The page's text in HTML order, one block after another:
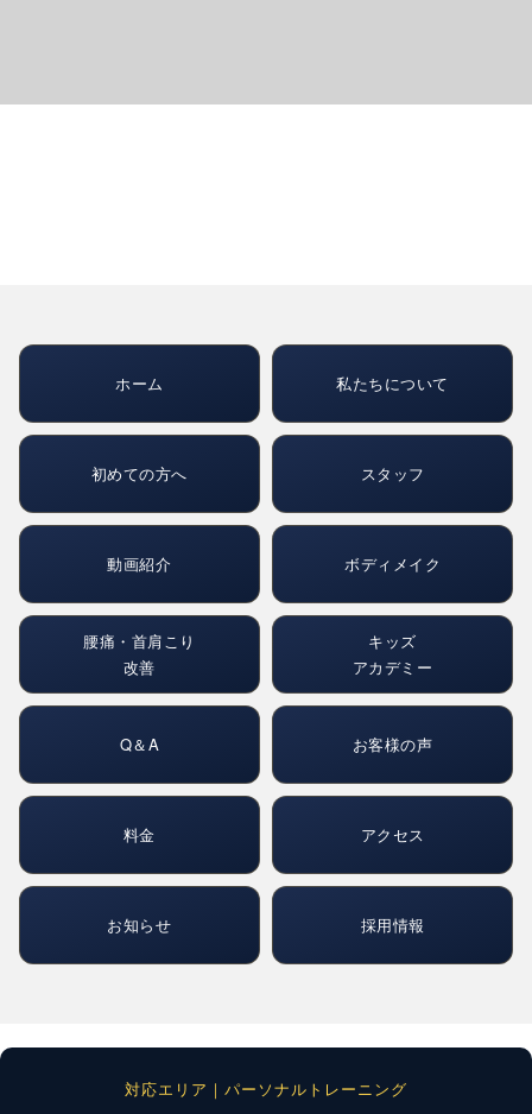
ホーム 私たちについて
初めての方へ スタッフ
動画紹介 ボディメイク
腰痛・首肩こり
改善
キッズ
アカデミー
Q＆A お客様の声
料金 アクセス
お知らせ 採用情報
対応エリア｜パーソナルトレーニング